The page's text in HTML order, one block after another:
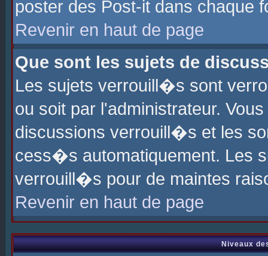
poster des Post-it dans chaque
Revenir en haut de page
Que sont les sujets de
Les sujets verrouill�s sont
ou soit par l'administrateur.
discussions verrouill�s et les
cess�s automatiquement. Les
verrouill�s pour de maintes
Revenir en haut de page
Niveaux